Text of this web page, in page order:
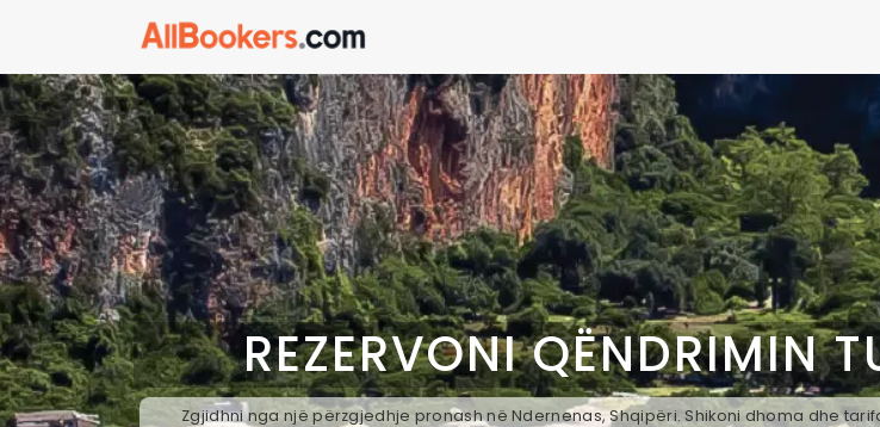
REZERVONI QËNDRIMIN
Zgjidhni nga një përzgjedhje pronash në Ndernenas, Shqipëri. Shikoni dhoma dhe